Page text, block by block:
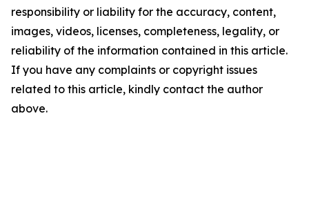
responsibility or liability for the accuracy, content,
images, videos, licenses, completeness, legality, or
reliability of the information contained in this article.
If you have any complaints or copyright issues
related to this article, kindly contact the author
above.